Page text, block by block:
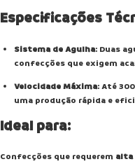
Especificações
Sistema de Agulha: Duas
confecções que exigem
Velocidade Máxima: Até
uma produção rápida e
Ideal para:
Confecções que requerem alta